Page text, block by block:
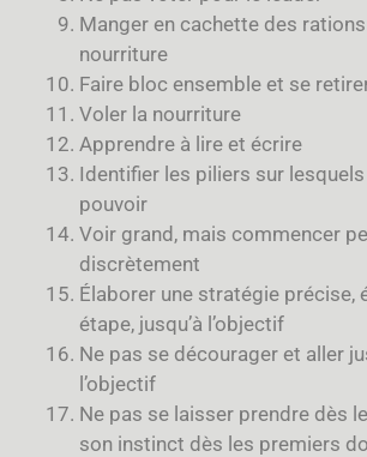
Manger en cachette des
nourriture
Faire bloc ensemble et se
Voler la nourriture
Apprendre à lire et écrire
Identifier les piliers sur
pouvoir
Voir grand, mais commencer
discrètement
Élaborer une stratégie précise,
étape, jusqu’à l’objectif
Ne pas se décourager et aller
l’objectif
Ne pas se laisser prendre dès
son instinct dès les premiers